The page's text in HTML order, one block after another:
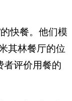
快餐。他们模
其林餐厅的位
者评价用餐的